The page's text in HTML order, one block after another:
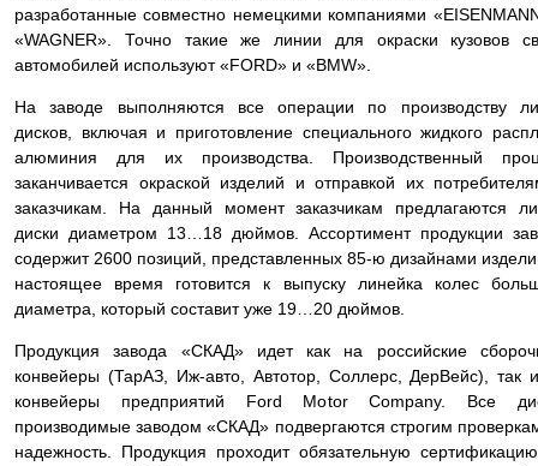
разработанные совместно немецкими компаниями
«WAGNER». Точно такие же линии для окраски кузовов
автомобилей используют «FORD» и «BMW».
На заводе выполняются все операции по производству
дисков, включая и приготовление специального жидкого
алюминия для их производства. Производственный
заканчивается окраской изделий и отправкой их
заказчикам. На данный момент заказчикам предлагаются
диски диаметром 13…18 дюймов. Ассортимент продукции
содержит 2600 позиций, представленных 85-ю дизайнами
настоящее время готовится к выпуску линейка колес
диаметра, который составит уже 19…20 дюймов.
Продукция завода «СКАД» идет как на российские
конвейеры (ТарАЗ, Иж-авто, Автотор, Соллерс, ДерВейс), так
конвейеры предприятий Ford Motor Company. Все
производимые заводом «СКАД» подвергаются строгим
надежность. Продукция проходит обязательную